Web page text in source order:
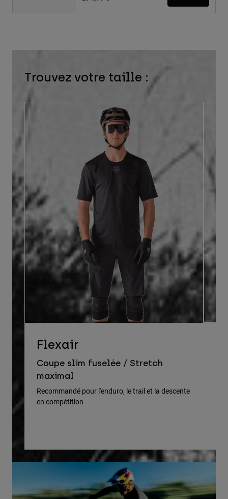
Trouvez votre taille :
Flexair
Coupe slim fuselée / Stretch
maximal
Recommandé pour l'enduro, le trail et la descente
en compétition